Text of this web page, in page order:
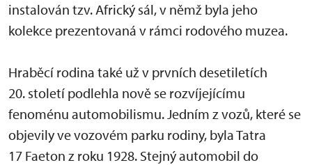
instalován tzv. Africký sál, v němž byla jeho
kolekce prezentovaná v rámci rodového muzea.
Hraběcí rodina také už v prvních desetiletích
20. století podlehla nově se rozvíjejícímu
fenoménu automobilismu. Jedním z vozů, které se
objevily ve vozovém parku rodiny, byla Tatra
17 Faeton z roku 1928. Stejný automobil do